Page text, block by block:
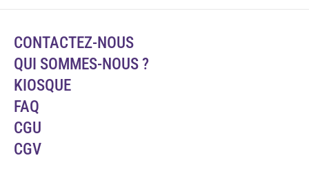
CONTACTEZ-NOUS
QUI SOMMES-NOUS ?
KIOSQUE
FAQ
CGU
CGV